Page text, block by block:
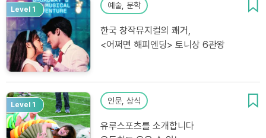
Level 1 예술, 문학
한국 창작뮤지컬의 쾌거,
<어쩌면 해피엔딩> 토니상 6관왕
Level 1 인문, 상식
유루스포츠를 소개합니다